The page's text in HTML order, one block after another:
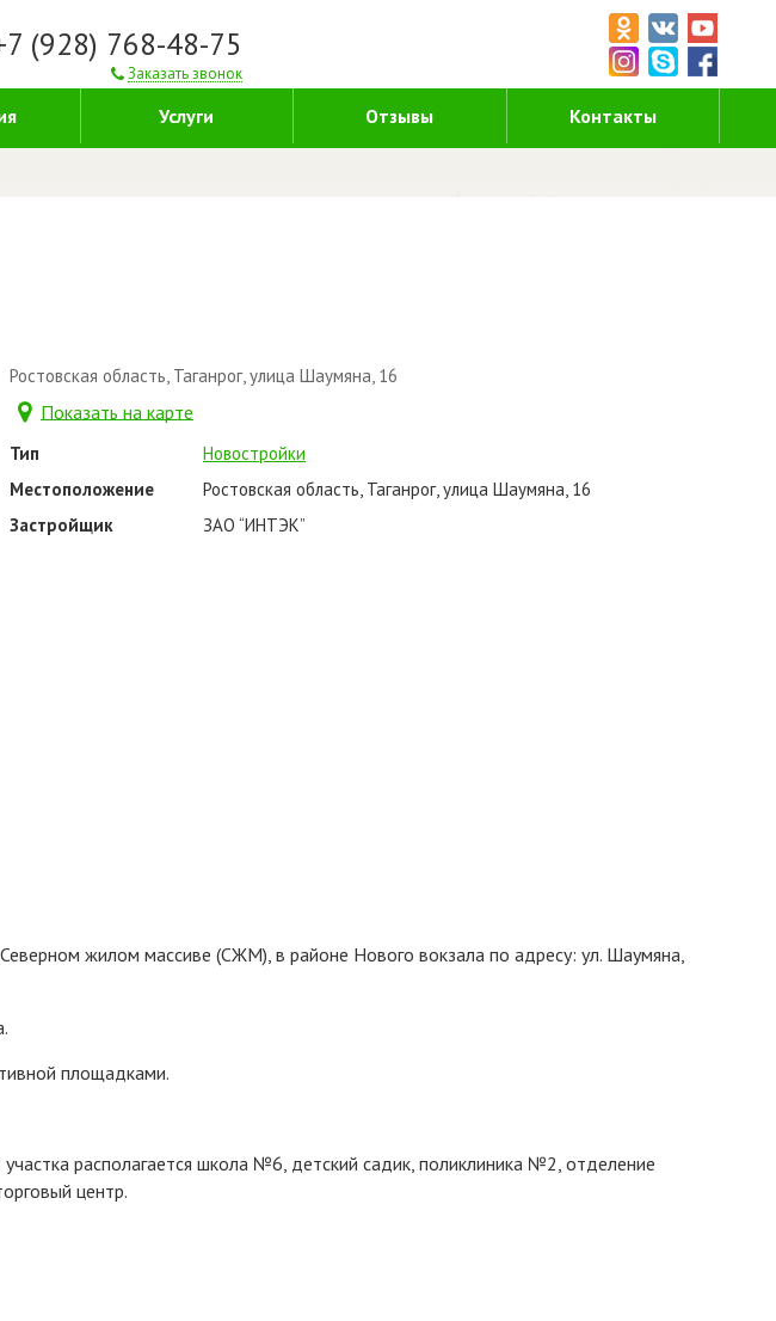
(928) 768-48-75
Заказать звонок
Услуги Отзывы Контакты
Ростовская область, Таганрог, улица Шаумяна, 16
Показать на карте
Тип
Новостройки
Местоположение
Ростовская область, Таганрог, улица Шаумяна, 16
Застройщик
ЗАО “ИНТЭК”
жилом массиве (СЖМ), в районе Нового вокзала по адресу: ул. Шаумяна,
площадками.
располагается школа №6, детский садик, поликлиника №2, отделение
центр.